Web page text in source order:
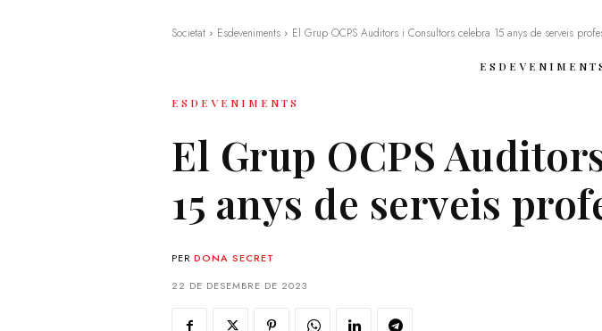
Societat Esdeveniments El Grup OCPS Auditors i Consultors celebra 15 anys de serveis
ESDEVENIMENTS
El Grup OCPS
15 anys de serveis
PER DONA SECRET
22 DE DESEMBRE DE 2023